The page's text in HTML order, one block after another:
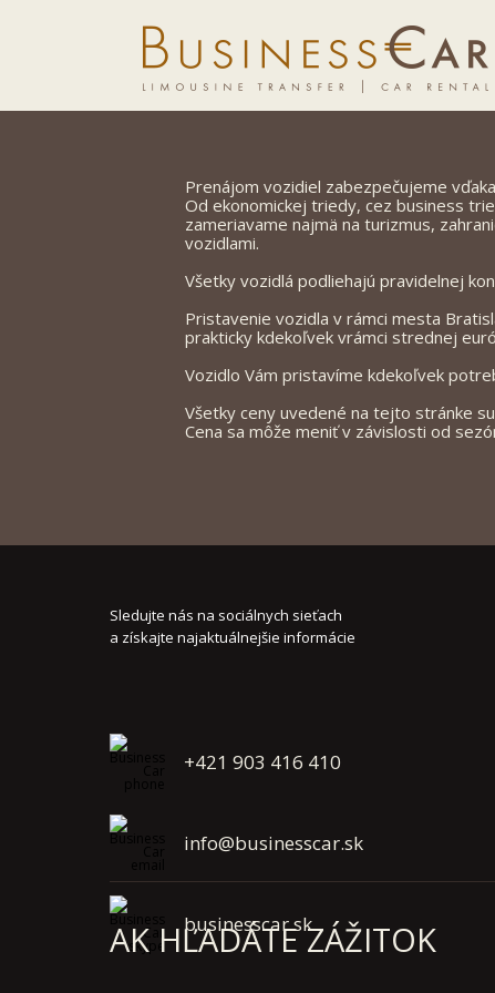
Prenájom vozidiel zabezpečujeme
Od ekonomickej triedy, cez business
zameriavame najmä na turizmus,
vozidlami.
Všetky vozidlá podliehajú pravidelnej
Pristavenie vozidla v rámci mesta
prakticky kdekoľvek vrámci strednej
Vozidlo Vám pristavíme kdekoľvek
Všetky ceny uvedené na tejto stránke
Cena sa môže meniť v závislosti od
Sledujte nás na sociálnych sieťach
a získajte najaktuálnejšie informácie
+421 903 416 410
info@businesscar.sk
businesscar.sk
AK HĽADÁTE ZÁŽITOK